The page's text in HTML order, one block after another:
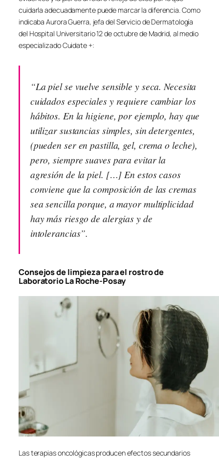
cuidarla adecuadamente puede marcar la diferencia. Como
indicaba Aurora Guerra, jefa del Servicio de Dermatología
del Hospital Universitario 12 de octubre de Madrid, al medio
especializado Cuidate +:
“La piel se vuelve sensible y seca. Necesita
cuidados especiales y requiere cambiar los
hábitos. En la higiene, por ejemplo, hay que
utilizar sustancias simples, sin detergentes,
(pueden ser en pastilla, gel, crema o leche),
pero, siempre suaves para evitar la
agresión de la piel. […] En estos casos
conviene que la composición de las cremas
sea sencilla porque, a mayor multiplicidad
hay más riesgo de alergias y de
intolerancias”.
Consejos de limpieza para el rostro de
Laboratorio La Roche-Posay
Las terapias oncológicas producen efectos secundarios